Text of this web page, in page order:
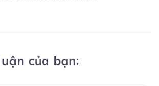
của bạn: